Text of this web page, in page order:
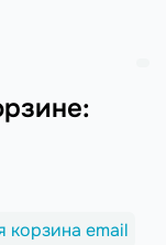
корзина email